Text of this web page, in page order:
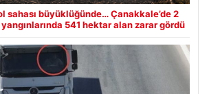
sahası büyüklüğünde… Çanakkale’de 2
541 hektar alan zarar gördü